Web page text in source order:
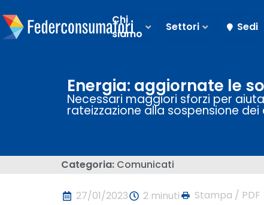
Chi
siamo
Settori Sedi
Energia: aggiornate le
Necessari maggiori sforzi per
rateizzazione alla sospensione
Categoria: Comunicati
27/01/2023 2 minuti Stampa / PDF